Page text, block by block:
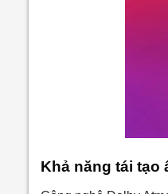
Khả năng tái tạo